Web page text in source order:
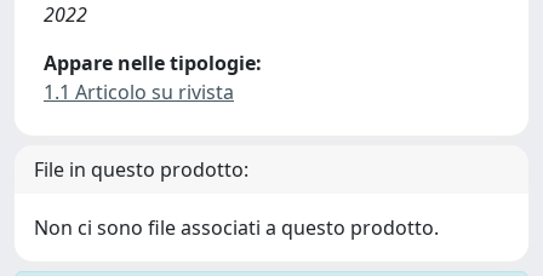
2022
Appare nelle tipologie:
1.1 Articolo su rivista
File in questo prodotto:
Non ci sono file associati a questo prodotto.